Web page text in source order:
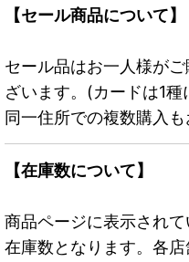
【セール商品について】
セール品はお一人様が
ざいます。(カードは1種
同一住所での複数購入
【在庫数について】
商品ページに表示され
在庫数となります。各